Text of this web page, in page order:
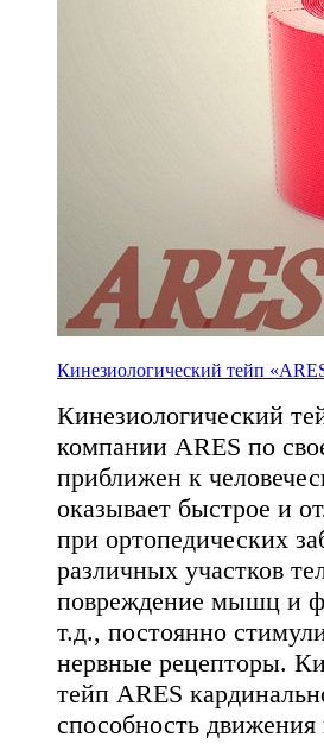
Кинезиологический тейп
Кинезиологический
компании ARES по
приближен к
оказывает быстрое и
при ортопедических
различных участков
повреждение мышц и
т.д., постоянно
нервные рецепторы.
тейп ARES
способность движения